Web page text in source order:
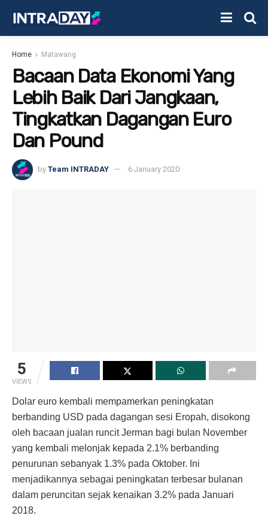
Home Matawang
Bacaan Data Ekonomi Yang
Lebih Baik Dari Jangkaan,
Tingkatkan Dagangan Euro
Dan Pound
by Team INTRADAY 6 January 2020
5
VIEWS
Dolar euro kembali mempamerkan peningkatan
berbanding USD pada dagangan sesi Eropah, disokong
oleh bacaan jualan runcit Jerman bagi bulan November
yang kembali melonjak kepada 2.1% berbanding
penurunan sebanyak 1.3% pada Oktober. Ini
menjadikannya sebagai peningkatan terbesar bulanan
dalam peruncitan sejak kenaikan 3.2% pada Januari
2018.